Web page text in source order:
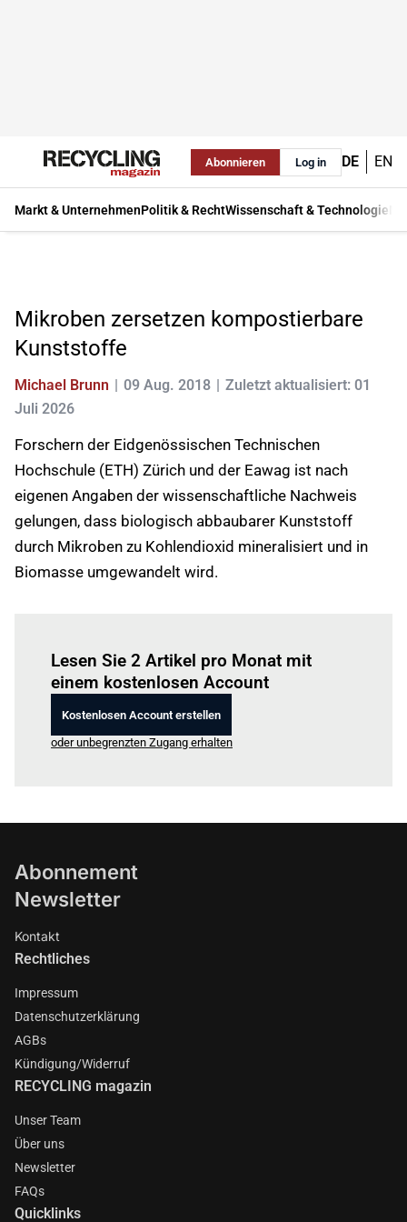
Abonnieren Log in DE EN
Markt & UnternehmenPolitik & RechtWissenschaft & Technologie
Mikroben zersetzen kompostierbare
Kunststoffe
Michael Brunn 09 Aug. 2018
Zuletzt aktualisiert: 01
Juli 2026
Forschern der Eidgenössischen Technischen
Hochschule (ETH) Zürich und der Eawag ist nach
eigenen Angaben der wissenschaftliche Nachweis
gelungen, dass biologisch abbaubarer Kunststoff
durch Mikroben zu Kohlendioxid mineralisiert und in
Biomasse umgewandelt wird.
Lesen Sie 2 Artikel pro Monat mit
einem kostenlosen Account
Kostenlosen Account erstellen
oder unbegrenzten Zugang erhalten
Abonnement
Newsletter
Kontakt
Rechtliches
Impressum
Datenschutzerklärung
AGBs
Kündigung/Widerruf
RECYCLING magazin
Unser Team
Über uns
Newsletter
FAQs
Quicklinks